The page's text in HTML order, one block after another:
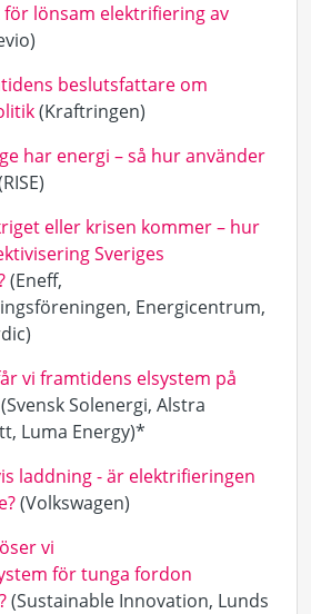
lönsam elektrifiering av
beslutsfattare om
(Kraftringen)
har energi – så hur använder
eller krisen kommer – hur
Sveriges
(Eneff,
Energicentrum,
vi framtidens elsystem på
(Svensk Solenergi, Alstra
Luma Energy)*
laddning - är elektrifieringen
(Volkswagen)
vi
för tunga fordon
(Sustainable Innovation, Lunds